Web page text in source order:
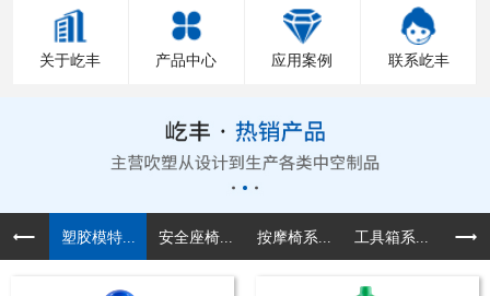
关于屹丰 产品中心 应用案例 联系屹丰
塑胶模特... 安全座椅... 按摩椅系... 工具箱系... 汽车